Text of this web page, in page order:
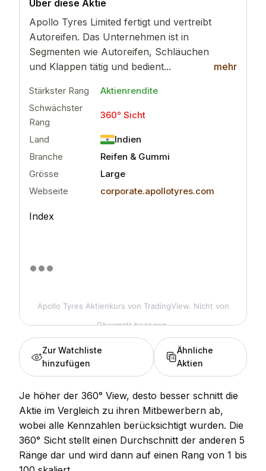
Über diese Aktie
Apollo Tyres Limited fertigt und vertreibt
Autoreifen. Das Unternehmen ist in
Segmenten wie Autoreifen, Schläuchen
und Klappen tätig und bedient...
mehr
Stärkster Rang
Aktienrendite
Schwächster
Rang
360° Sicht
Land
Indien
Branche
Reifen & Gummi
Grösse
Large
Webseite
corporate.apollotyres.com
Index
Apollo Tyres Aktienkurs von TradingView. Nicht von
Obermatt bezogen.
Zur Watchliste
hinzufügen
Ähnliche
Aktien
Je höher der 360° View, desto besser schnitt die
Aktie im Vergleich zu ihren Mitbewerbern ab,
wobei alle Kennzahlen berücksichtigt wurden. Die
360° Sicht stellt einen Durchschnitt der anderen 5
Ränge dar und wird dann auf einen Rang von 1 bis